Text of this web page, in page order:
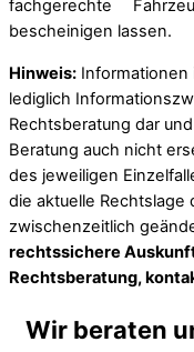
fachgerechte
bescheinigen lassen.
Hinweis:
lediglich
Rechtsberatung dar
Beratung auch nicht
des jeweiligen
die aktuelle Rechtslage
zwischenzeitlich
rechtssichere
Rechtsberatung,
Wir beraten